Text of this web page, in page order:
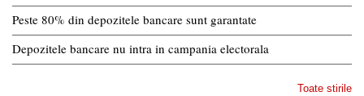
Peste 80% din depozitele bancare sunt garantate
Depozitele bancare nu intra in campania electorala
Toate stirile